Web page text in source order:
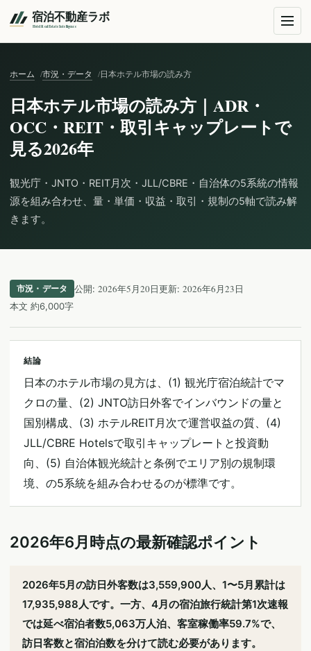
ホーム 市況・データ 日本ホテル市場の読み方
日本ホテル市場の読み方｜ADR・
OCC・REIT・取引キャップレートで
見る2026年
観光庁・JNTO・REIT月次・JLL/CBRE・自治体の5系統の情報
源を組み合わせ、量・単価・収益・取引・規制の5軸で読み解
きます。
市況・データ 公開:2026年5月20日更新:2026年6月23日
本文 約6,000字
結論
日本のホテル市場の見方は、(1) 観光庁宿泊統計でマ
クロの量、(2) JNTO訪日外客でインバウンドの量と
国別構成、(3) ホテルREIT月次で運営収益の質、(4)
JLL/CBRE Hotelsで取引キャップレートと投資動
向、(5) 自治体観光統計と条例でエリア別の規制環
境、の5系統を組み合わせるのが標準です。
2026年6月時点の最新確認ポイント
2026年5月の訪日外客数は3,559,900人、1〜5月累計は
17,935,988人です。一方、4月の宿泊旅行統計第1次速報
では延べ宿泊者数5,063万人泊、客室稼働率59.7%で、
訪日客数と宿泊泊数を分けて読む必要があります。